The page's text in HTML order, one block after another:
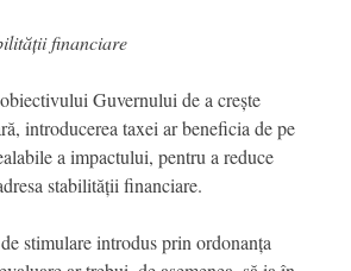
financiare
Guvernului de a crește
introducerea taxei ar beneficia de pe
a impactului, pentru a reduce
stabilității financiare.
stimulare introdus prin ordonanța